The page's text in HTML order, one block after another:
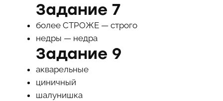
Задание 7
более СТРОЖЕ — строго
недры — недра
Задание 9
акварельные
циничный
шалунишка